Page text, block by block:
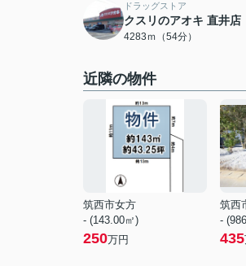
ドラッグストア
クスリのアオキ 直井店
4283ｍ（54分）
近隣の物件
筑西市女方
- (143.00㎡)
250万円
筑西
-
435